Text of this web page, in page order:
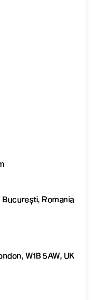
București, Romania
W1B 5AW, UK